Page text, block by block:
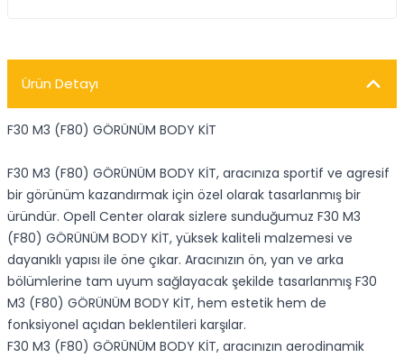
Ürün Detayı
F30 M3 (F80) GÖRÜNÜM BODY KİT
F30 M3 (F80) GÖRÜNÜM BODY KİT, aracınıza sportif ve agresif
bir görünüm kazandırmak için özel olarak tasarlanmış bir
üründür. Opell Center olarak sizlere sunduğumuz F30 M3
(F80) GÖRÜNÜM BODY KİT, yüksek kaliteli malzemesi ve
dayanıklı yapısı ile öne çıkar. Aracınızın ön, yan ve arka
bölümlerine tam uyum sağlayacak şekilde tasarlanmış F30
M3 (F80) GÖRÜNÜM BODY KİT, hem estetik hem de
fonksiyonel açıdan beklentileri karşılar.
F30 M3 (F80) GÖRÜNÜM BODY KİT, aracınızın aerodinamik